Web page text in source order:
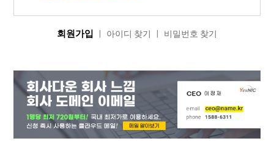
회원가입 아이디 찾기 비밀번호 찾기